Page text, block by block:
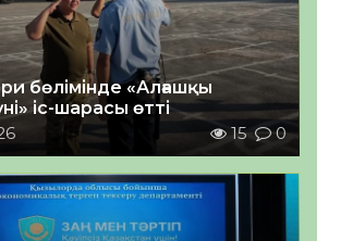
бөлімінде «Алғашқы
іс-шарасы өтті
15 0